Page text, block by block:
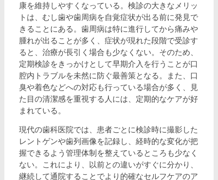
康を維持しやすくなっている。検診の大きなメリッ
トは、むし歯や歯周病を自覚症状が出る前に発見で
きることにある。歯周病は特に進行してから痛みや
腫れが出ることが多く、症状が現れた段階で受診す
ると、治療が長引く場合も少なくない。そのため、
定期検診をきっかけとして早期介入を行うことが口
腔内トラブルを未然に防ぐ最善策となる。また、口
臭や着色などへの対応も行っている場合が多く、見
た目の清潔感を重視する人には、定期的なケアが好
まれている。
現代の歯科医院では、患者ごとに検診時に撮影した
レントゲンや歯列画像を記録し、経時的な変化が把
握できるよう管理体制を整えているところも少なく
ない。これにより、以前との違いがすぐに分かり、
継続して通院することでより的確なセルフケアのア